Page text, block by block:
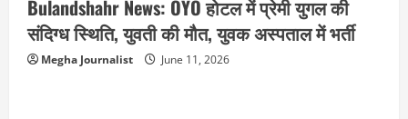
Bulandshahr News: OYO होटल में प्रेमी युगल की
संदिग्ध स्थिति, युवती की मौत, युवक अस्पताल में भर्ती
Megha Journalist June 11, 2026